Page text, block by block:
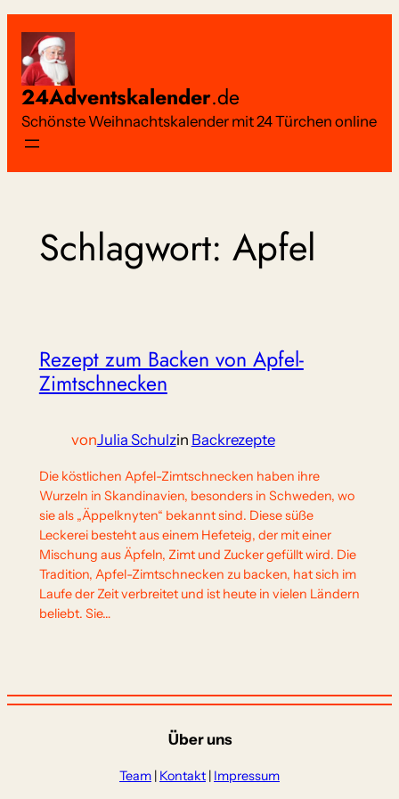
Inhalt
springen
24Adventskalender.de
Schönste Weihnachtskalender mit 24 Türchen online
Schlagwort: Apfel
Rezept zum Backen von Apfel-
Zimtschnecken
vonJulia Schulzin Backrezepte
Die köstlichen Apfel-Zimtschnecken haben ihre
Wurzeln in Skandinavien, besonders in Schweden, wo
sie als „Äppelknyten“ bekannt sind. Diese süße
Leckerei besteht aus einem Hefeteig, der mit einer
Mischung aus Äpfeln, Zimt und Zucker gefüllt wird. Die
Tradition, Apfel-Zimtschnecken zu backen, hat sich im
Laufe der Zeit verbreitet und ist heute in vielen Ländern
beliebt. Sie…
Über uns
Team | Kontakt | Impressum